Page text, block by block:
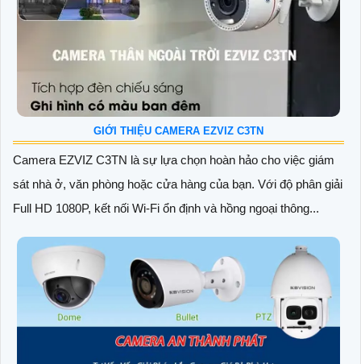
GIỚI THIỆU CAMERA EZVIZ C3TN
Camera EZVIZ C3TN là sự lựa chọn hoàn hảo cho việc giám
sát nhà ở, văn phòng hoặc cửa hàng của bạn. Với độ phân giải
Full HD 1080P, kết nối Wi-Fi ổn định và hồng ngoại thông...